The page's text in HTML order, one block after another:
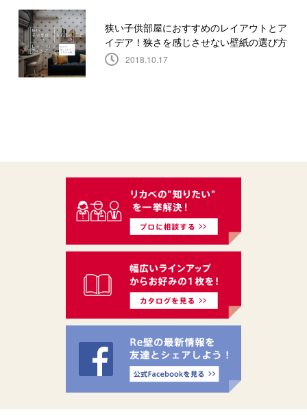
狭い子供部屋におすすめのレイアウトとア
イデア！狭さを感じさせない壁紙の選び方
2018.10.17